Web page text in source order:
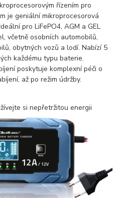
řízením pro
je geniální mikroprocesorová
pro LiFePO4, AGM a GEL
včetně osobních automobilů,
obytných vozů a lodí. Nabízí 5
každému typu baterie.
poskytuje komplexní péči o
až po režim údržby.
si nepřetržitou energii